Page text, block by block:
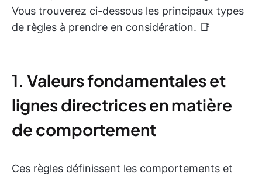
Vous trouverez ci-dessous les principaux types
de règles à prendre en considération. 📑
1. Valeurs fondamentales et
lignes directrices en matière
de comportement
Ces règles définissent les comportements et